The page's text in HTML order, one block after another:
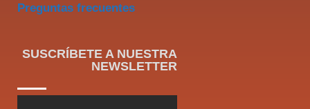
Preguntas frecuentes
SUSCRÍBETE A NUESTRA
NEWSLETTER